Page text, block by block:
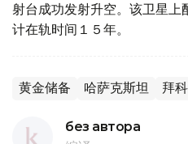
射台成功发射升空。该卫星
计在轨时间１５年。
黄金储备 哈萨克斯坦 拜
без автора